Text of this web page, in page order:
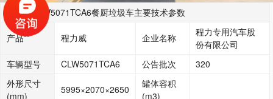
程力威CLW5071TCA6餐厨垃圾车主要技术参数
产品** 程力威 企业名称
程力专用汽车股
份有限公司
车辆型号
CLW5071TCA6 公告批次
320
外形尺寸
(mm)
5995×2070×2650
罐体容积
(m3)